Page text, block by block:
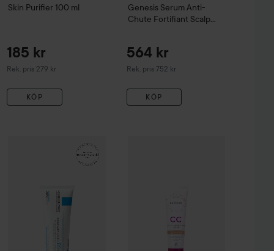
Skin Purifier 100 ml
185 kr
Rek. pris 279 kr
Rekommenderat pris 279 kr
KÖP
Genesis Serum Anti-
Chute Fortifiant Scalp
564 kr
Rek. pris 752 kr
Rekommenderat pris 752 kr
KÖP
& Eyebrow Tint 3 Natural Brown
La Roche-Posay